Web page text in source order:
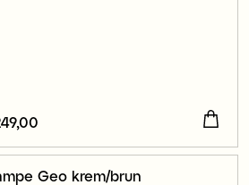
249,00
Geo krem/brun